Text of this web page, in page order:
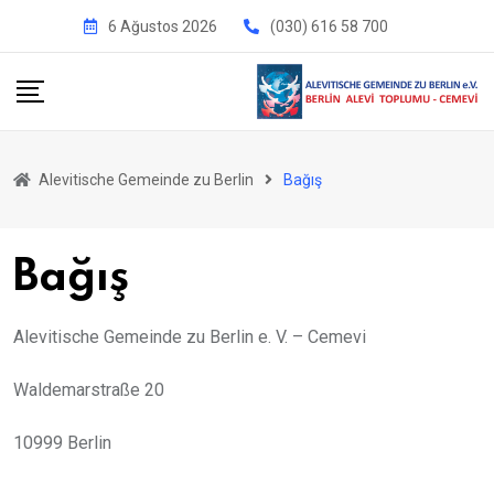
6 Ağustos 2026 (030) 616 58 700
Alevitische Gemeinde zu Berlin Bağış
Bağış
Alevitische Gemeinde zu Berlin e. V. – Cemevi
Waldemarstraße 20
10999 Berlin